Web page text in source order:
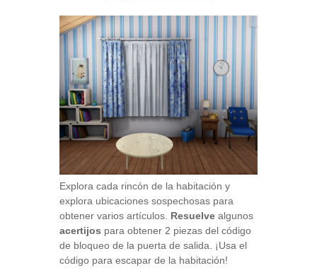
Explora cada rincón de la habitación y
explora ubicaciones sospechosas para
obtener varios artículos. Resuelve algunos
acertijos para obtener 2 piezas del código
de bloqueo de la puerta de salida. ¡Usa el
código para escapar de la habitación!